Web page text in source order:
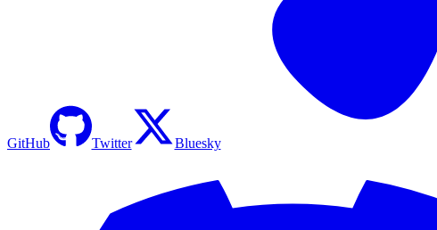
GitHub Twitter Bluesky